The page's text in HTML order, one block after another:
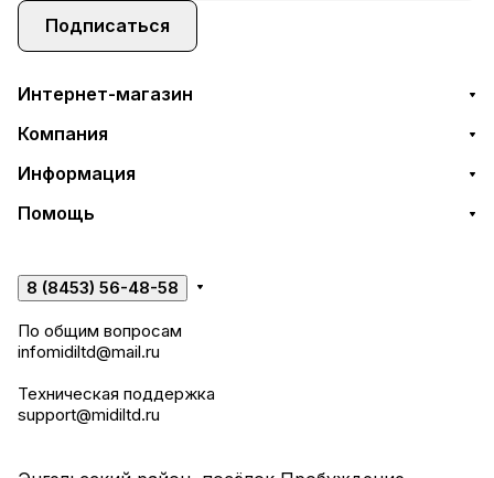
Подписаться
Интернет-магазин
Компания
Информация
Помощь
8 (8453) 56-48-58
По общим вопросам
infomidiltd@mail.ru
Техническая поддержка
support@midiltd.ru